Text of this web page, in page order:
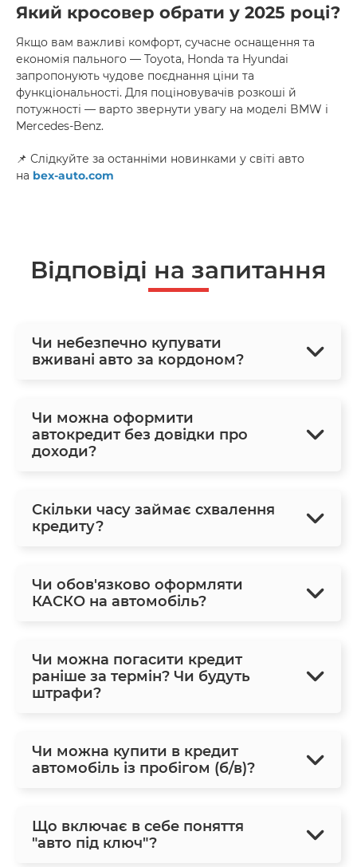
Який кросовер обрати у 2025 році?
Якщо вам важливі комфорт, сучасне оснащення та
економія пального — Toyota, Honda та Hyundai
запропонують чудове поєднання ціни та
функціональності. Для поціновувачів розкоші й
потужності — варто звернути увагу на моделі BMW і
Mercedes-Benz.
📌 Слідкуйте за останніми новинками у світі авто
на bex-auto.com
Відповіді на запитання
Чи небезпечно купувати
вживані авто за кордоном?
Чи можна оформити
автокредит без довідки про
доходи?
Скільки часу займає схвалення
кредиту?
Чи обов'язково оформляти
КАСКО на автомобіль?
Чи можна погасити кредит
раніше за термін? Чи будуть
штрафи?
Чи можна купити в кредит
автомобіль із пробігом (б/в)?
Що включає в себе поняття
"авто під ключ"?